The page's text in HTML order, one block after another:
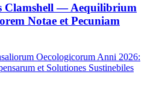
Clamshell — Aequilibrium
Notae et Pecuniam